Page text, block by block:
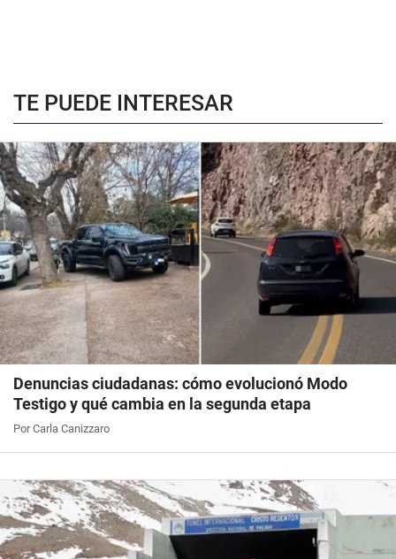
TE PUEDE INTERESAR
Denuncias ciudadanas: cómo evolucionó Modo
Testigo y qué cambia en la segunda etapa
Por Carla Canizzaro